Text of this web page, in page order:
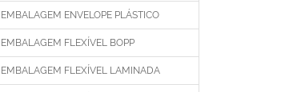
EMBALAGEM ENVELOPE PLÁSTICO
EMBALAGEM FLEXÍVEL BOPP
EMBALAGEM FLEXÍVEL LAMINADA